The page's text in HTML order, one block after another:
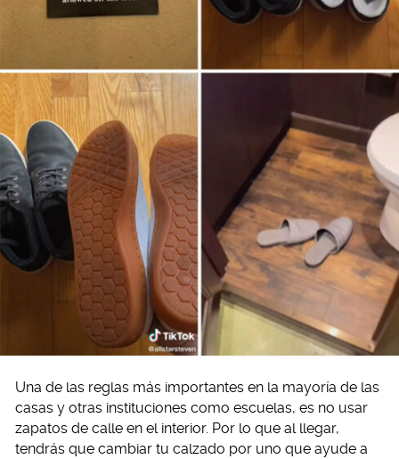
Una de las reglas más importantes en la mayoría de las
casas y otras instituciones como escuelas, es no usar
zapatos de calle en el interior. Por lo que al llegar,
tendrás que cambiar tu calzado por uno que ayude a